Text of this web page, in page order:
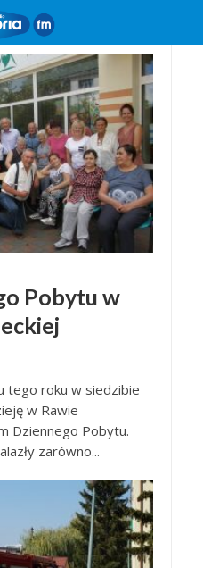
Pobytu w
tego roku w siedzibie
w Rawie
Dziennego Pobytu.
zarówno...